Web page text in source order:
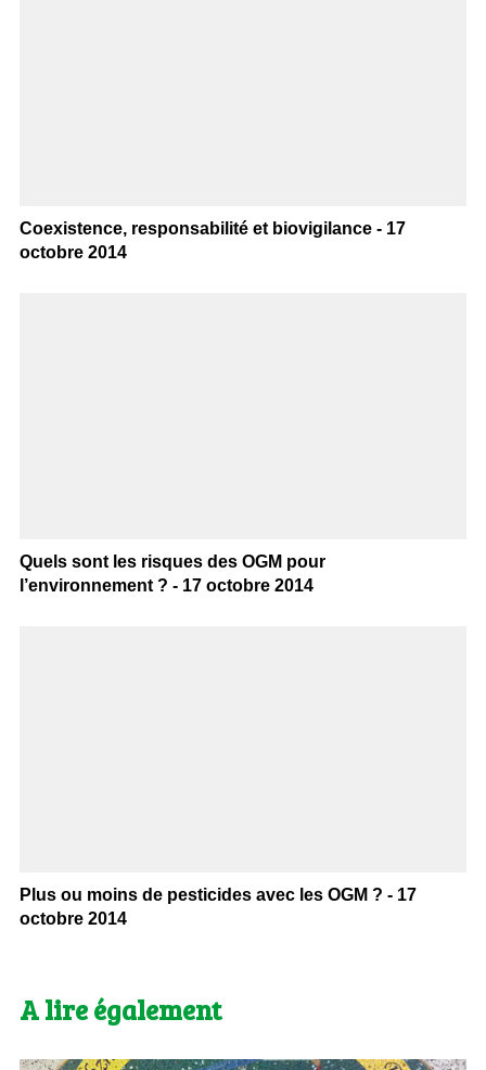
Coexistence, responsabilité et biovigilance - 17
octobre 2014
Quels sont les risques des OGM pour
l’environnement ? - 17 octobre 2014
Plus ou moins de pesticides avec les OGM ? - 17
octobre 2014
A lire également